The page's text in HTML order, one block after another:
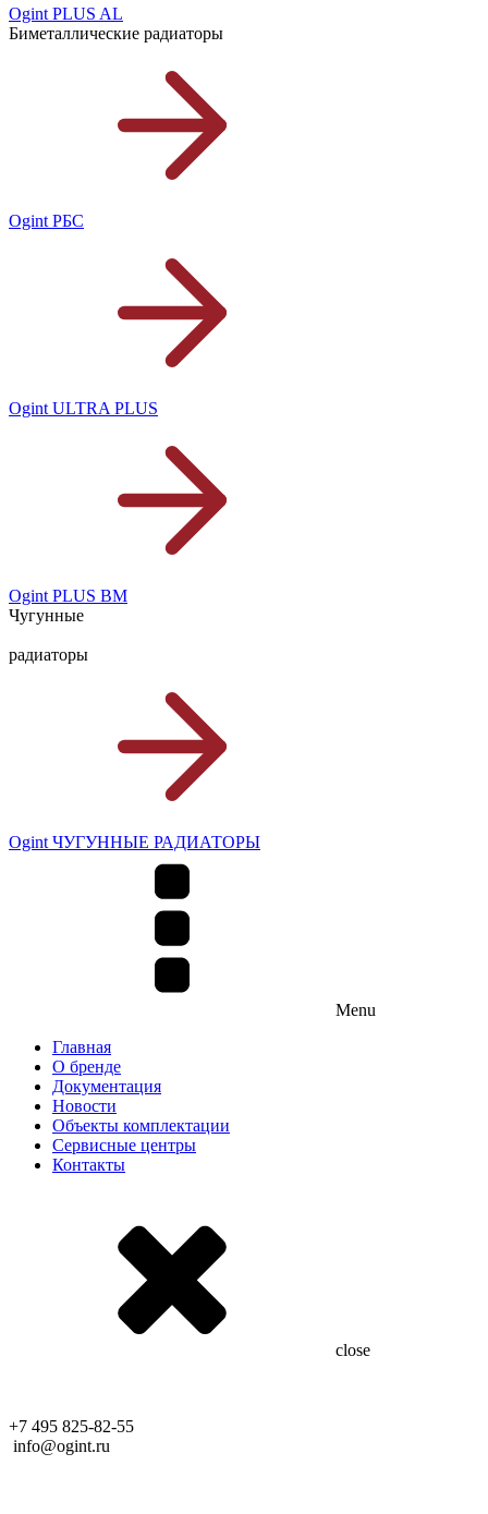
Ogint PLUS AL
Биметаллические радиаторы
Ogint РБС
Ogint ULTRA PLUS
Ogint PLUS BM
Чугунные
радиаторы
Ogint ЧУГУННЫЕ РАДИАТОРЫ
Menu
Главная
О бренде
Документация
Новости
Объекты комплектации
Сервисные центры
Контакты
close
+7 495 825-82-55
info@ogint.ru